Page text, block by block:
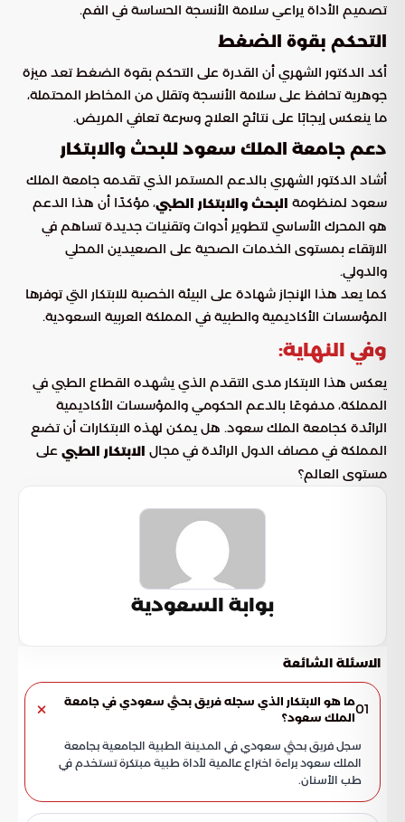
تصميم الأداة يراعي سلامة الأنسجة الحساسة في الفم.
التحكم بقوة الضغط
أكد الدكتور الشهري أن القدرة على التحكم بقوة الضغط تعد ميزة
جوهرية تحافظ على سلامة الأنسجة وتقلل من المخاطر المحتملة،
ما ينعكس إيجابًا على نتائج العلاج وسرعة تعافي المريض.
دعم جامعة الملك سعود للبحث والابتكار
أشاد الدكتور الشهري بالدعم المستمر الذي تقدمه جامعة الملك
سعود لمنظومة البحث والابتكار الطبي، مؤكدًا أن هذا الدعم
هو المحرك الأساسي لتطوير أدوات وتقنيات جديدة تساهم في
الارتقاء بمستوى الخدمات الصحية على الصعيدين المحلي
والدولي.
كما يعد هذا الإنجاز شهادة على البيئة الخصبة للابتكار التي توفرها
المؤسسات الأكاديمية والطبية في المملكة العربية السعودية.
وفي النهاية:
يعكس هذا الابتكار مدى التقدم الذي يشهده القطاع الطبي في
المملكة، مدفوعًا بالدعم الحكومي والمؤسسات الأكاديمية
الرائدة كجامعة الملك سعود. هل يمكن لهذه الابتكارات أن تضع
المملكة في مصاف الدول الرائدة في مجال الابتكار الطبي على
مستوى العالم؟
بوابة السعودية
الاسئلة الشائعة
01ما هو الابتكار الذي سجله فريق بحثي سعودي في جامعة
الملك سعود؟
سجل فريق بحثي سعودي في المدينة الطبية الجامعية بجامعة
الملك سعود براءة اختراع عالمية لأداة طبية مبتكرة تستخدم في
طب الأسنان.